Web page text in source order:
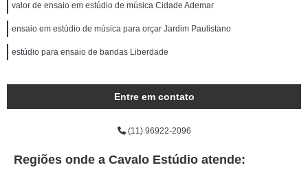
valor de ensaio em estúdio de música Cidade Ademar
ensaio em estúdio de música para orçar Jardim Paulistano
estúdio para ensaio de bandas Liberdade
Entre em contato
(11) 96922-2096
Regiões onde a Cavalo Estúdio atende: